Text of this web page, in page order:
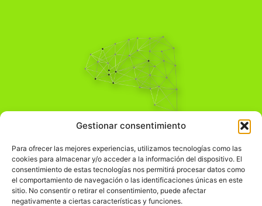
Gestionar consentimiento
Para ofrecer las mejores experiencias, utilizamos tecnologías como las
cookies para almacenar y/o acceder a la información del dispositivo. El
consentimiento de estas tecnologías nos permitirá procesar datos como
el comportamiento de navegación o las identificaciones únicas en este
sitio. No consentir o retirar el consentimiento, puede afectar
negativamente a ciertas características y funciones.
Pensamiento Crítico
Comprender el mundo para transformarlo.
Información Legal